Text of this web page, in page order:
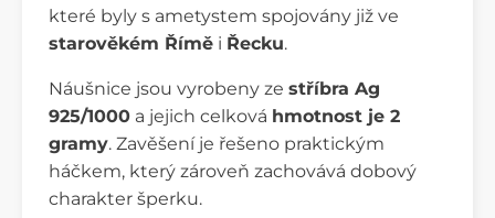
které byly s ametystem spojovány již ve
starověkém Římě i Řecku.
Náušnice jsou vyrobeny ze stříbra Ag
925/1000 a jejich celková hmotnost je 2
gramy. Zavěšení je řešeno praktickým
háčkem, který zároveň zachovává dobový
charakter šperku.